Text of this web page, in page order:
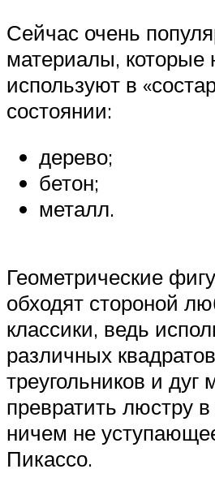
Сейчас очень
материалы, которые
используют в
состоянии:
дерево;
бетон;
металл.
Геометрические
обходят стороной
классики, ведь
различных
треугольников и дуг
превратить люстру
ничем не
Пикассо.